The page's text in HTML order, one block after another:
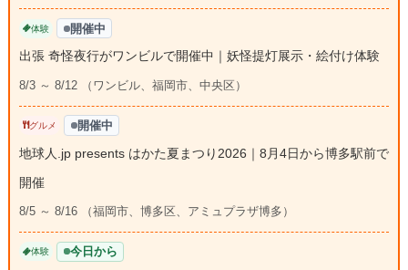
体験 開催中
出張 奇怪夜行がワンビルで開催中｜妖怪提灯展示・絵付け体験
8/3 ～ 8/12 （ワンビル、福岡市、中央区）
グルメ 開催中
地球人.jp presents はかた夏まつり2026｜8月4日から博多駅前で
開催
8/5 ～ 8/16 （福岡市、博多区、アミュプラザ博多）
体験 今日から